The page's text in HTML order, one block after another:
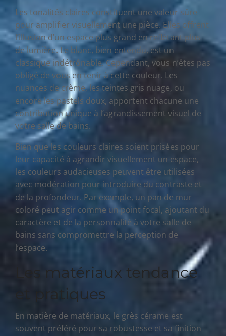
Les tonalités claires constituent une valeur sûre
pour amplifier visuellement une pièce. Elles offrent
l’illusion d’un espace plus grand en reflétant plus
de lumière. Le blanc, bien entendu, est un
classique indétrônable. Cependant, vous n’êtes pas
obligé de vous en tenir à cette couleur. Les
nuances de crème, les teintes gris nuage, ou
encore les pastels doux, apportent chacune une
contribution unique à l’agrandissement visuel de
votre salle de bains.
Bien que les couleurs claires soient prisées pour
leur capacité à agrandir visuellement un espace,
les couleurs audacieuses peuvent être utilisées
avec modération pour introduire du contraste et
de la profondeur. Par exemple, un pan de mur
coloré peut agir comme un point focal, ajoutant du
caractère et de la personnalité à votre salle de
bains sans compromettre la perception de
l’espace.
Les matériaux tendance
et pratiques
En matière de matériaux, le grès cérame est
souvent préféré pour sa robustesse et sa finition